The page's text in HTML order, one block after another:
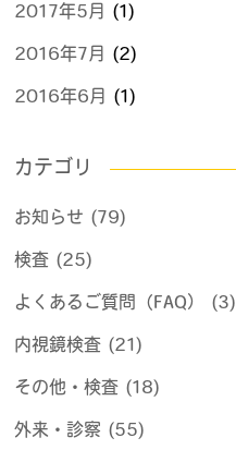
2017年5月 (1)
2016年7月 (2)
2016年6月 (1)
カテゴリ
お知らせ (79)
検査 (25)
よくあるご質問（FAQ） (3)
内視鏡検査 (21)
その他・検査 (18)
外来・診察 (55)